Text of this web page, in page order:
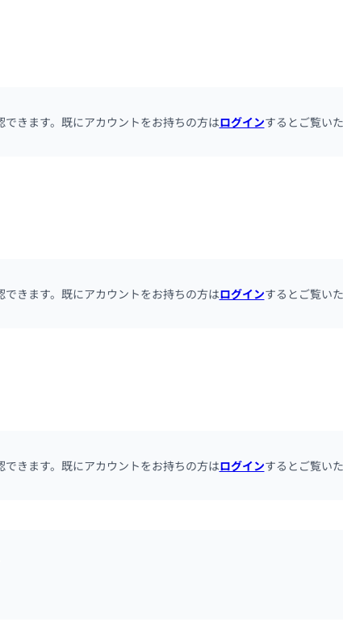
きます。既にアカウントをお持ちの方はログインするとご覧い
きます。既にアカウントをお持ちの方はログインするとご覧い
きます。既にアカウントをお持ちの方はログインするとご覧い